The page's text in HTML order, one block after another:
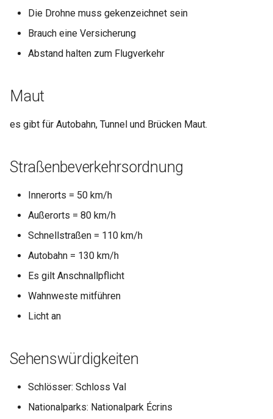
Die Drohne muss gekenzeichnet sein
Brauch eine Versicherung
Abstand halten zum Flugverkehr
Maut
es gibt für Autobahn, Tunnel und Brücken Maut.
Straßenbeverkehrsordnung
Innerorts = 50 km/h
Außerorts = 80 km/h
Schnellstraßen = 110 km/h
Autobahn = 130 km/h
Es gilt Anschnallpflicht
Wahnweste mitführen
Licht an
Sehenswürdigkeiten
Schlösser: Schloss Val
Nationalparks: Nationalpark Écrins